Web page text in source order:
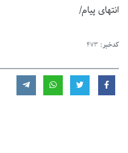
انتهای پیام/
کدخبر: 473